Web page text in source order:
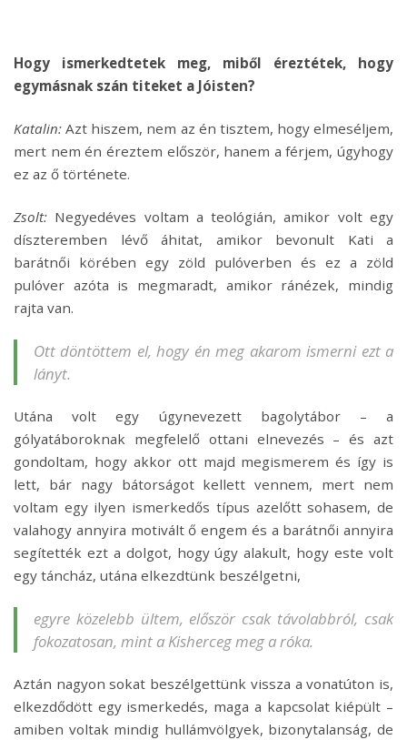
Hogy ismerkedtetek meg, miből éreztétek, hogy
egymásnak szán titeket a Jóisten?
Katalin:Azt hiszem, nem az én tisztem, hogy elmeséljem,
mert nem én éreztem először, hanem a férjem, úgyhogy
ez az ő története.
Zsolt: Negyedéves voltam a teológián, amikor volt egy
díszteremben lévő áhitat, amikor bevonult Kati a
barátnői körében egy zöld pulóverben és ez a zöld
pulóver azóta is megmaradt, amikor ránézek, mindig
rajta van.
Ott döntöttem el, hogy én meg akarom ismerni ezt a
lányt.
Utána volt egy úgynevezett bagolytábor – a
gólyatáboroknak megfelelő ottani elnevezés – és azt
gondoltam, hogy akkor ott majd megismerem és így is
lett, bár nagy bátorságot kellett vennem, mert nem
voltam egy ilyen ismerkedős típus azelőtt sohasem, de
valahogy annyira motivált ő engem és a barátnői annyira
segítették ezt a dolgot, hogy úgy alakult, hogy este volt
egy táncház, utána elkezdtünk beszélgetni,
egyre közelebb ültem, először csak távolabbról, csak
fokozatosan, mint a Kisherceg meg a róka.
Aztán nagyon sokat beszélgettünk vissza a vonatúton is,
elkezdődött egy ismerkedés, maga a kapcsolat kiépült –
amiben voltak mindig hullámvölgyek, bizonytalanság, de